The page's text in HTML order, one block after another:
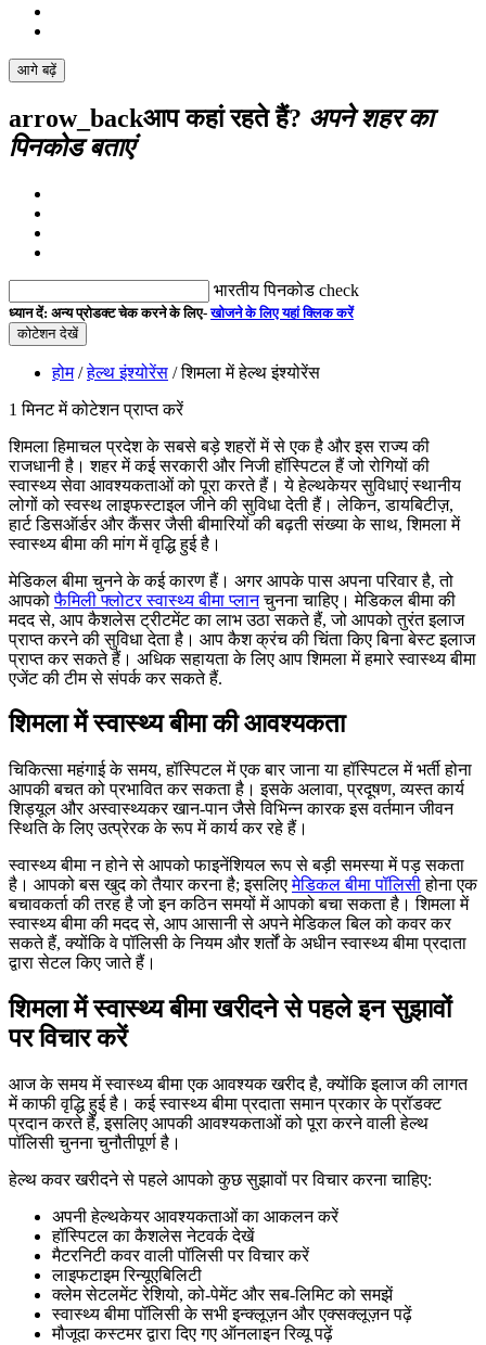
आगे बढ़ें
arrow_backआप कहां रहते हैं? अपने शहर का
पिनकोड बताएं
भारतीय पिनकोड check
ध्यान दें: अन्य प्रोडक्ट चेक करने के लिए-खोजने के लिए यहां क्लिक करें
कोटेशन देखें
होम/हेल्थ इंश्योरेंस / शिमला में हेल्थ इंश्योरेंस
1 मिनट में कोटेशन प्राप्त करें
शिमला हिमाचल प्रदेश के सबसे बड़े शहरों में से एक है और इस राज्य की
राजधानी है। शहर में कई सरकारी और निजी हॉस्पिटल हैं जो रोगियों की
स्वास्थ्य सेवा आवश्यकताओं को पूरा करते हैं। ये हेल्थकेयर सुविधाएं स्थानीय
लोगों को स्वस्थ लाइफस्टाइल जीने की सुविधा देती हैं। लेकिन, डायबिटीज़,
हार्ट डिसऑर्डर और कैंसर जैसी बीमारियों की बढ़ती संख्या के साथ, शिमला में
स्वास्थ्य बीमा की मांग में वृद्धि हुई है।
मेडिकल बीमा चुनने के कई कारण हैं। अगर आपके पास अपना परिवार है, तो
आपकोफैमिली फ्लोटर स्वास्थ्य बीमा प्लानचुनना चाहिए। मेडिकल बीमा की
मदद से, आप कैशलेस ट्रीटमेंट का लाभ उठा सकते हैं, जो आपको तुरंत इलाज
प्राप्त करने की सुविधा देता है। आप कैश क्रंच की चिंता किए बिना बेस्ट इलाज
प्राप्त कर सकते हैं। अधिक सहायता के लिए आप शिमला में हमारे स्वास्थ्य बीमा
एजेंट की टीम से संपर्क कर सकते हैं.
शिमला में स्वास्थ्य बीमा की आवश्यकता
चिकित्सा महंगाई के समय, हॉस्पिटल में एक बार जाना या हॉस्पिटल में भर्ती होना
आपकी बचत को प्रभावित कर सकता है। इसके अलावा, प्रदूषण, व्यस्त कार्य
शिड्यूल और अस्वास्थ्यकर खान-पान जैसे विभिन्न कारक इस वर्तमान जीवन
स्थिति के लिए उत्प्रेरक के रूप में कार्य कर रहे हैं।
स्वास्थ्य बीमा न होने से आपको फाइनेंशियल रूप से बड़ी समस्या में पड़ सकता
है। आपको बस खुद को तैयार करना है; इसलिएमेडिकल बीमा पॉलिसीहोना एक
बचावकर्ता की तरह है जो इन कठिन समयों में आपको बचा सकता है। शिमला में
स्वास्थ्य बीमा की मदद से, आप आसानी से अपने मेडिकल बिल को कवर कर
सकते हैं, क्योंकि वे पॉलिसी के नियम और शर्तों के अधीन स्वास्थ्य बीमा प्रदाता
द्वारा सेटल किए जाते हैं।
शिमला में स्वास्थ्य बीमा खरीदने से पहले इन सुझावों
पर विचार करें
आज के समय में स्वास्थ्य बीमा एक आवश्यक खरीद है, क्योंकि इलाज की लागत
में काफी वृद्धि हुई है। कई स्वास्थ्य बीमा प्रदाता समान प्रकार के प्रॉडक्ट
प्रदान करते हैं, इसलिए आपकी आवश्यकताओं को पूरा करने वाली हेल्थ
पॉलिसी चुनना चुनौतीपूर्ण है।
हेल्थ कवर खरीदने से पहले आपको कुछ सुझावों पर विचार करना चाहिए:
अपनी हेल्थकेयर आवश्यकताओं का आकलन करें
हॉस्पिटल का कैशलेस नेटवर्क देखें
मैटरनिटी कवर वाली पॉलिसी पर विचार करें
लाइफटाइम रिन्यूएबिलिटी
क्लेम सेटलमेंट रेशियो, को-पेमेंट और सब-लिमिट को समझें
स्वास्थ्य बीमा पॉलिसी के सभी इन्क्लूज़न और एक्सक्लूज़न पढ़ें
मौजूदा कस्टमर द्वारा दिए गए ऑनलाइन रिव्यू पढ़ें